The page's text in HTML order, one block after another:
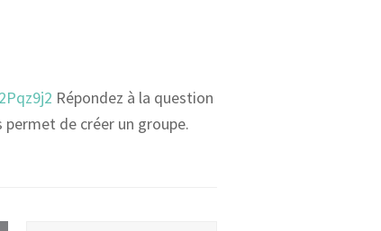
Répondez à la question
permet de créer un groupe.